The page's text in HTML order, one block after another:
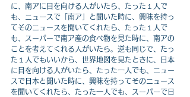
に、南アに目を向ける人がいたら、たった１人で
も、ニュースで「南ア」と聞いた時に、興味を持っ
てそのニュースを聞いてくれたら、たった１人で
も、スーパーで南ア産の食べ物を見た時に、南アの
ことを考えてくれる人がいたら。逆も同じで、たっ
た１人でもいいから、世界地図を見たときに、日本
に目を向ける人がいたら、たった一人でも、ニュー
スで日本と聞いた時に、興味を持ってそのニュース
を聞いてくれたら、たった一人でも、スーパーで日